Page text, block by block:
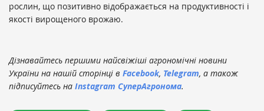
рослин, що позитивно відображається на продуктивності і
якості вирощеного врожаю.
Дізнавайтесь першими найсвіжіші агрономічні новини
України на нашій сторінці в Facebook, Telegram, а також
підписуйтесь на Instagram СуперАгронома.